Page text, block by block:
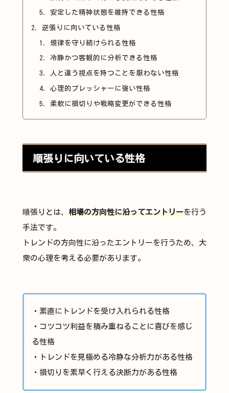
安定した精神状態を維持できる性格
逆張りに向いている性格
規律を守り続けられる性格
冷静かつ客観的に分析できる性格
人と違う視点を持つことを厭わない性格
心理的プレッシャーに強い性格
柔軟に損切りや戦略変更ができる性格
順張りに向いている性格
順張りとは、 相場の方向性に沿ってエントリーを行う
手法です。
トレンドの方向性に沿ったエントリーを行うため、大
衆の心理を考える必要があります。
・素直にトレンドを受け入れられる性格
・コツコツ利益を積み重ねることに喜びを感じ
る性格
・トレンドを見極める冷静な分析力がある性格
・損切りを素早く行える決断力がある性格